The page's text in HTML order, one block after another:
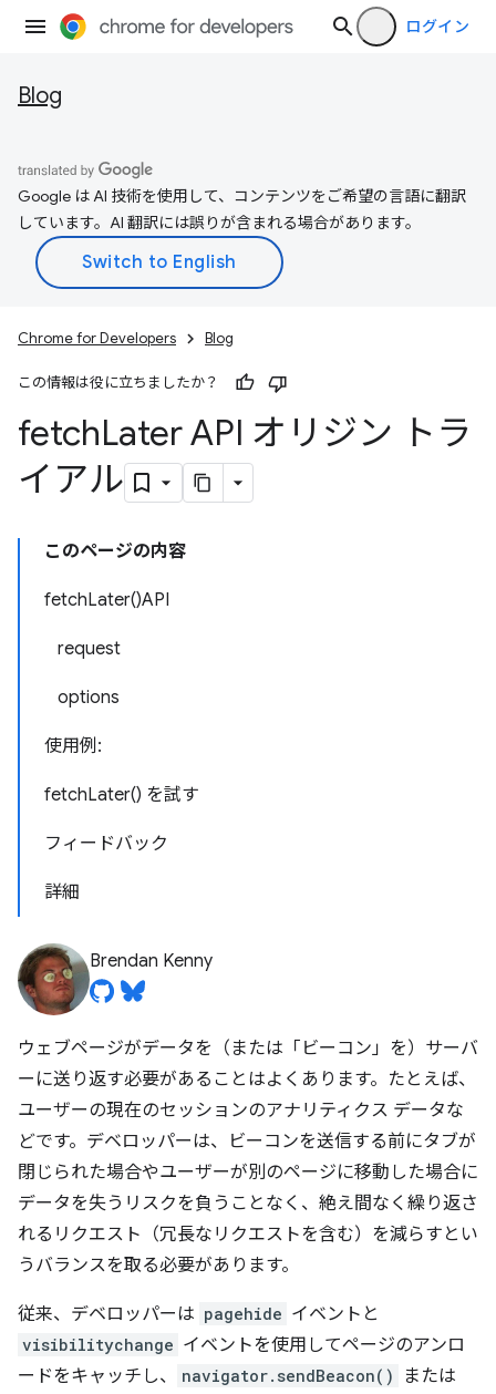
ログイン
Blog
Google は AI 技術を使用して、コンテンツをご希望の言語に翻訳
しています。AI 翻訳には誤りが含まれる場合があります。
Chrome for Developers Blog
この情報は役に立ちましたか？
fetchLater API オリジン トラ
イアル
このページの内容
fetchLater()API
request
options
使用例:
fetchLater() を試す
フィードバック
詳細
Brendan Kenny
ウェブページがデータを（または「ビーコン」を）サーバ
ーに送り返す必要があることはよくあります。たとえば、
ユーザーの現在のセッションのアナリティクス データな
どです。デベロッパーは、ビーコンを送信する前にタブが
閉じられた場合やユーザーが別のページに移動した場合に
データを失うリスクを負うことなく、絶え間なく繰り返さ
れるリクエスト（冗長なリクエストを含む）を減らすとい
うバランスを取る必要があります。
従来、デベロッパーは pagehide イベントと
visibilitychange イベントを使用してページのアンロ
ードをキャッチし、
navigator.sendBeacon() または